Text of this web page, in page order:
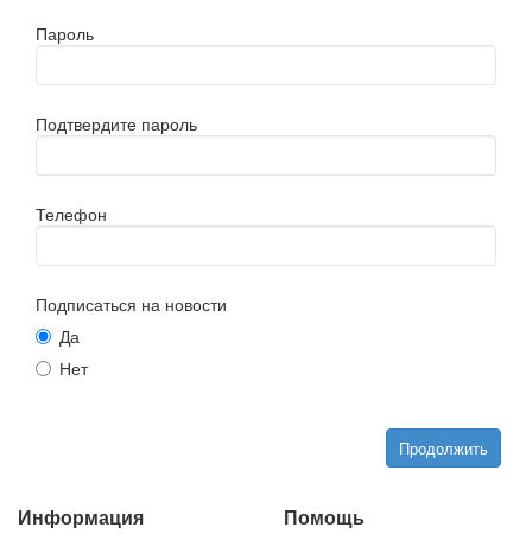
Пароль
Подтвердите пароль
Телефон
Подписаться на новости
Да
Нет
Продолжить
Информация Помощь